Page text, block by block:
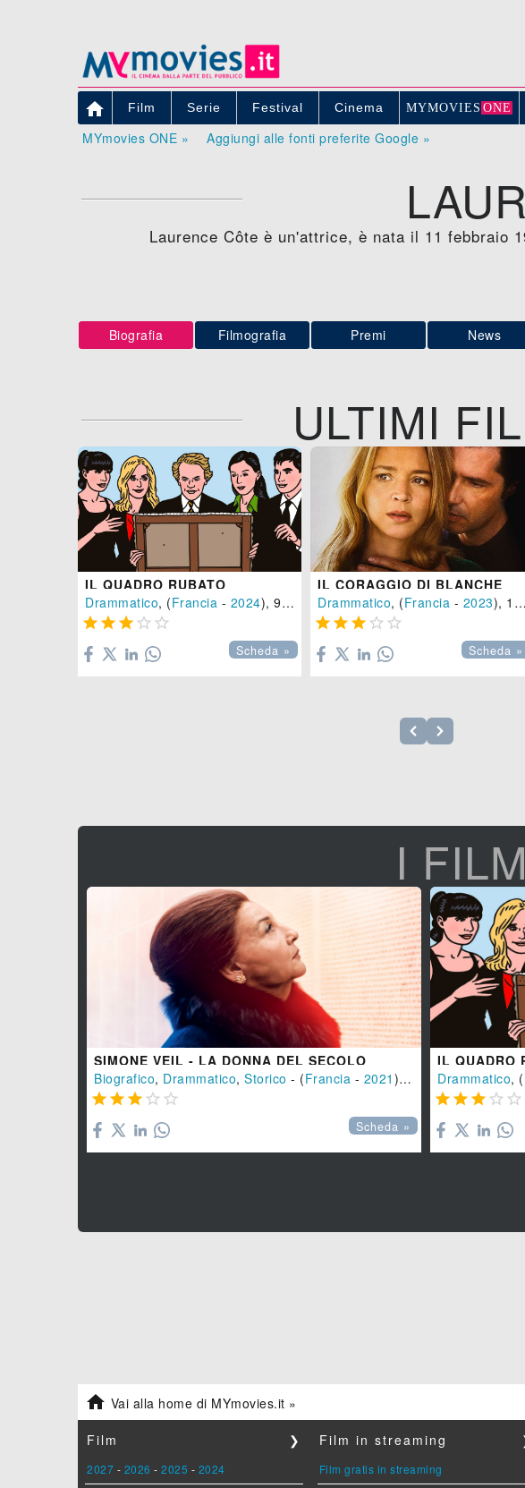
 Film Serie Festival Cinema MYMOVIE S ONE
MYmovies ONE » Aggiungi alle fonti preferite Google »
Laurence Côte è un'attrice, è nata il 11 febbraio
Biografia Filmografia Premi News
ULTIMI
IL QUADRO RUBATO
Drammatico, (Francia - 2024), 91 min.
    
Scheda »
IL CORAGGIO DI BLANCHE
Drammatico, (Francia - 2023), 105 min.
    
Scheda »
I
SIMONE VEIL - LA DONNA DEL SECOLO
Biografico, Drammatico, Storico - (Francia - 2021 ), 140 min.
    
Scheda »
IL QUADRO
Drammatico, (
    
 Vai alla home di MYmovies.it »
Film ❯
2027 - 2026 - 2025 - 2024
Film in streaming
Film gratis in streaming